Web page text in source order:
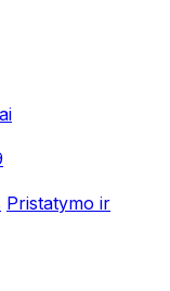
Pristatymo ir